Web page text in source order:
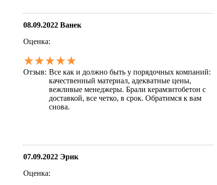
08.09.2022 Ванек
Оценка:
★★★★★
Отзыв: Все как и должно быть у порядочных компаний:
качественный материал, адекватные цены,
вежливые менеджеры. Брали керамзитобетон с
доставкой, все четко, в срок. Обратимся к вам
снова.
07.09.2022 Эрик
Оценка: